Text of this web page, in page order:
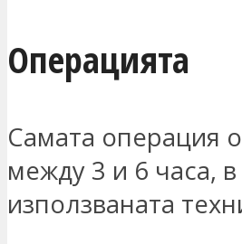
Операцията
Самата операция
между 3 и 6 часа,
използваната